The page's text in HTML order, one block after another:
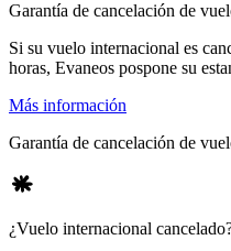
Garantía de cancelación de
Si su vuelo internacional es
horas, Evaneos pospone su
Más información
Garantía de cancelación de
¿Vuelo internacional